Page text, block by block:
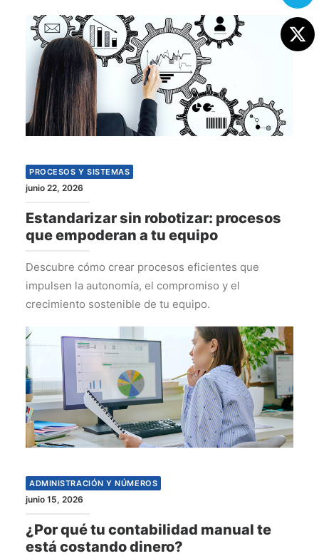
PROCESOS Y SISTEMAS
junio 22, 2026
Estandarizar sin robotizar: procesos
que empoderan a tu equipo
Descubre cómo crear procesos eficientes que
impulsen la autonomía, el compromiso y el
crecimiento sostenible de tu equipo.
ADMINISTRACIÓN Y NÚMEROS
junio 15, 2026
¿Por qué tu contabilidad manual te
está costando dinero?